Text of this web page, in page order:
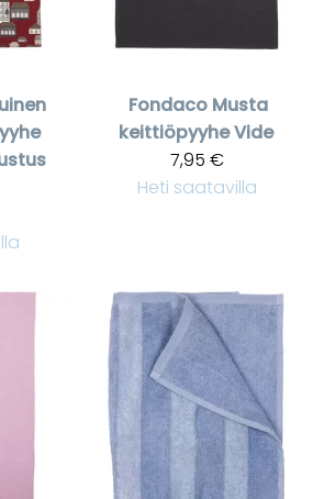
Fondaco Musta
keittiöpyyhe Vide
7,95 €
Heti saatavilla